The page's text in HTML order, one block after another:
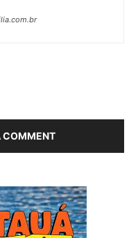
COMMENT